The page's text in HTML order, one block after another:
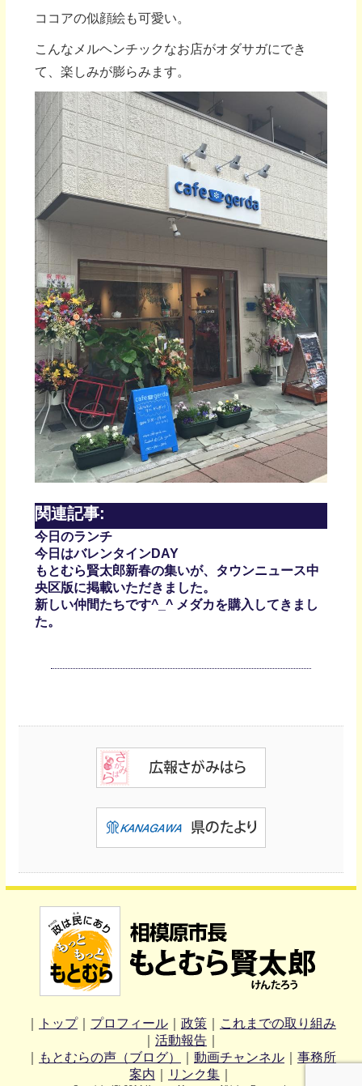
ココアの似顔絵も可愛い。
こんなメルヘンチックなお店がオダサガにでき
て、楽しみが膨らみます。
関連記事:
今日のランチ
今日はバレンタインDAY
もとむら賢太郎新春の集いが、タウンニュース中
央区版に掲載いただきました。
新しい仲間たちです^_^ メダカを購入してきまし
た。
トップ｜ プロフィール｜ 政策｜
これまでの取り組み
活動報告｜
もとむらの声（ブログ） 動画チャンネル｜ 事務所
案内
リンク集｜